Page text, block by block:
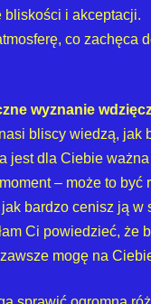
bliskości i akceptacji.
co zachęca
wyznanie
bliscy wiedzą,
jest dla Ciebie
– może to
bardzo cenisz ją
Ci powiedzieć,
mogę na